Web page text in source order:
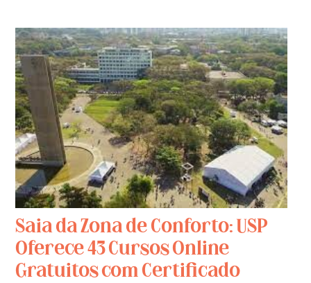
Saia da Zona de Conforto: USP
Oferece 43 Cursos Online
Gratuitos com Certificado